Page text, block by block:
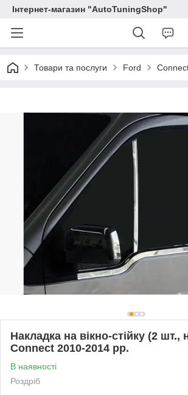
Інтернет-магазин "AutoTuningShop"
Товари та послуги Ford
Накладка на вікно-стійку (2 шт.,
Connect 2010-2014 рр.
В наявності
Роздріб